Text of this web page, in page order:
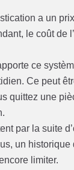
a un
le coût de
ce
Ce peut
quittez une
par la suite
un
limiter.